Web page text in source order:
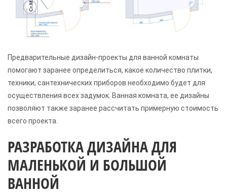
Предварительные дизайн-проекты для ванной комнаты
помогают заранее определиться, какое количество плитки,
техники, сантехнических приборов необходимо будет для
осуществления всех задумок. Ванная комната, ее дизайны
позволяют также заранее рассчитать примерную стоимость
всего проекта.
РАЗРАБОТКА ДИЗАЙНА ДЛЯ
МАЛЕНЬКОЙ И БОЛЬШОЙ
ВАННОЙ